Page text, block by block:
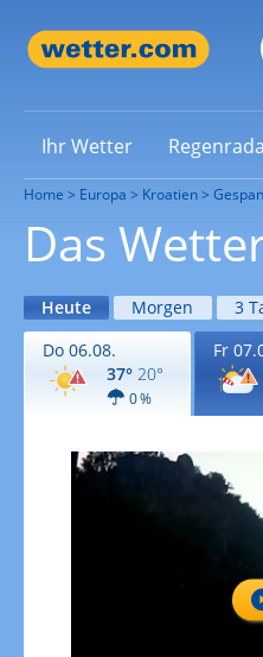
Ihr Wetter
Home Europa Kroatien
Das
Heute Morgen 3
Do 06.08.
37° 20°
0 %
Fr